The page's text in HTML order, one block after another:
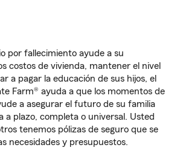
por fallecimiento ayude a su
costos de vivienda, mantener el nivel
a pagar la educación de sus hijos, el
Farm® ayuda a que los momentos de
a asegurar el futuro de su familia
a plazo, completa o universal. Usted
tenemos pólizas de seguro que se
necesidades y presupuestos.